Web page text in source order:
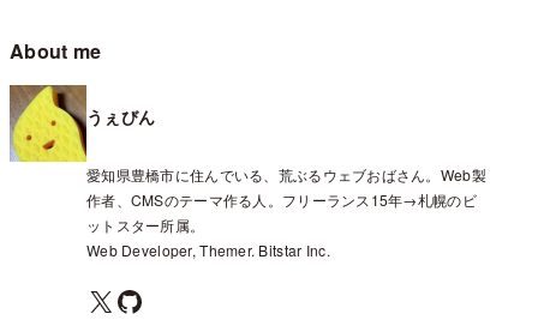
About me
うぇびん
愛知県豊橋市に住んでいる、荒ぶるウェブおばさん。Web製
作者、CMSのテーマ作る人。フリーランス15年→札幌のビ
ットスター所属。
Web Developer, Themer. Bitstar Inc.
X GitHub